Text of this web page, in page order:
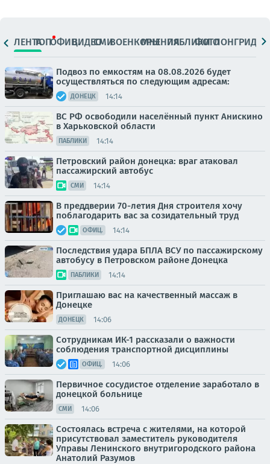
ЛЕНТАТОПОФИЦ.ВИДЕОСМИВОЕНКОРЫМНЕНИЯПАБЛИКИ
ФОТОЛОНГРИДЫ
Подвоз по емкостям на 08.08.2026 будет
осуществляться по следующим адресам:
ДОНЕЦК 14:14
ВС РФ освободили населённый пункт Анискино
в Харьковской области
ПАБЛИКИ 14:14
Петровский район донецка: враг атаковал
пассажирский автобус
СМИ 14:14
В преддверии 70-летия Дня строителя хочу
поблагодарить вас за созидательный труд
ОФИЦ. 14:14
Последствия удара БПЛА ВСУ по пассажирскому
автобусу в Петровском районе Донецка
ПАБЛИКИ 14:14
Приглашаю вас на качественный массаж в
Донецке
ДОНЕЦК 14:06
Сотрудникам ИК-1 рассказали о важности
соблюдения транспортной дисциплины
ОФИЦ. 14:06
Первичное сосудистое отделение заработало в
донецкой больнице
СМИ 14:06
Состоялась встреча с жителями, на которой
присутствовал заместитель руководителя
Управы Ленинского внутригородского района
Анатолий Разумов